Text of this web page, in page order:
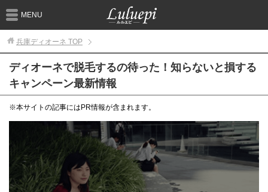
MENU
兵庫ディオーネ TOP
ディオーネで脱毛するの待った！知らないと損する
キャンペーン最新情報
※本サイトの記事にはPR情報が含まれます。